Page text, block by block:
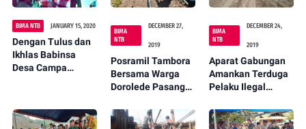
BIMA NTB JANUARY 15, 2020
Dengan Tulus dan
Ikhlas Babinsa
Desa Campa
MMIT Santoso
BIMA
NTB
DECEMBER 27,
2019
Posramil Tambora
Bersama Warga
Dorolede Pasang
BIMA
NTB
DECEMBER 24,
2019
Aparat Gabungan
Amankan Terduga
Pelaku Ilegal
Hutan